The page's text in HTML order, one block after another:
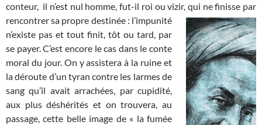
conteur, il n’est nul homme, fut-il roi ou vizir, qui ne finisse par
rencontrer sa propre destinée : l’impunité
n’existe pas et tout finit, tôt ou tard, par
se payer. C’est encore le cas dans le conte
moral du jour. On y assistera à la ruine et
la déroute d’un tyran contre les larmes de
sang qu’il avait arrachées, par cupidité,
aux plus déshérités et on trouvera, au
passage, cette belle image de « la fumée